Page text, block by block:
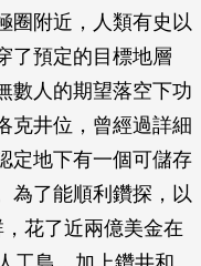
圈附近，人類有史以
了預定的目標地層
數人的期望落空下功
克井位，曾經過詳細
定地下有一個可儲存
為了能順利鑽探，以
花了近兩億美金在